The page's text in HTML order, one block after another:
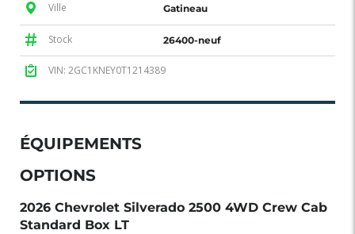
Ville Gatineau
Stock 26400-neuf
VIN: 2GC1KNEY0T1214389
ÉQUIPEMENTS
OPTIONS
2026 Chevrolet Silverado 2500 4WD Crew Cab
Standard Box LT